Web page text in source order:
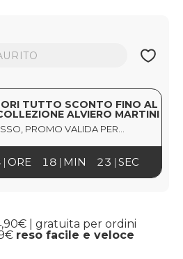
TUTTO SCONTO FINO AL
ALVIERO MARTINI
PROMO VALIDA PER...
18 22
ORE MIN SEC
| gratuita per ordini
reso facile e veloce